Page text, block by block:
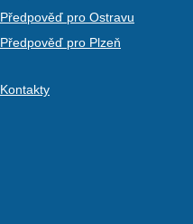
Předpověď pro Ostravu
Předpověď pro Plzeň
Kontakty